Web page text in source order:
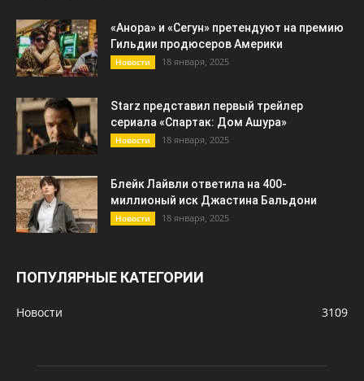
«Анора» и «Сегун» претендуют на премию
Гильдии продюсеров Америки
Новости 18 января, 2025
Starz представил первый трейлер
сериала «Спартак: Дом Ашура»
Новости 18 января, 2025
Блейк Лайвли ответила на 400-
миллионый иск Джастина Бальдони
Новости 18 января, 2025
ПОПУЛЯРНЫЕ КАТЕГОРИИ
Новости 3109